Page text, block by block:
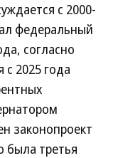
с 2000-
федеральный
согласно
2025 года
законопроект
была третья